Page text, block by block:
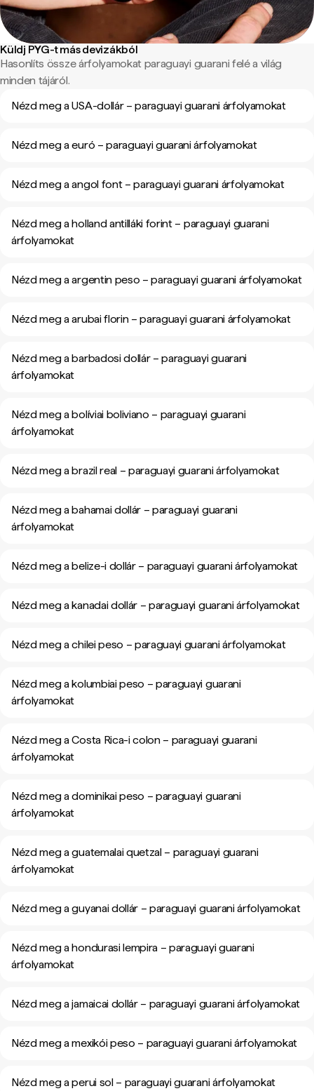
Küldj PYG-t más devizákból
Hasonlíts össze árfolyamokat paraguayi guarani felé a világ
minden tájáról.
Nézd meg a USA-dollár – paraguayi guarani árfolyamokat
Nézd meg a euró – paraguayi guarani árfolyamokat
Nézd meg a angol font – paraguayi guarani árfolyamokat
Nézd meg a holland antilláki forint – paraguayi guarani
árfolyamokat
Nézd meg a argentin peso – paraguayi guarani árfolyamokat
Nézd meg a arubai florin – paraguayi guarani árfolyamokat
Nézd meg a barbadosi dollár – paraguayi guarani
árfolyamokat
Nézd meg a bolíviai boliviano – paraguayi guarani
árfolyamokat
Nézd meg a brazil real – paraguayi guarani árfolyamokat
Nézd meg a bahamai dollár – paraguayi guarani
árfolyamokat
Nézd meg a belize-i dollár – paraguayi guarani árfolyamokat
Nézd meg a kanadai dollár – paraguayi guarani árfolyamokat
Nézd meg a chilei peso – paraguayi guarani árfolyamokat
Nézd meg a kolumbiai peso – paraguayi guarani
árfolyamokat
Nézd meg a Costa Rica-i colon – paraguayi guarani
árfolyamokat
Nézd meg a dominikai peso – paraguayi guarani
árfolyamokat
Nézd meg a guatemalai quetzal – paraguayi guarani
árfolyamokat
Nézd meg a guyanai dollár – paraguayi guarani árfolyamokat
Nézd meg a hondurasi lempira – paraguayi guarani
árfolyamokat
Nézd meg a jamaicai dollár – paraguayi guarani árfolyamokat
Nézd meg a mexikói peso – paraguayi guarani árfolyamokat
Nézd meg a perui sol – paraguayi guarani árfolyamokat